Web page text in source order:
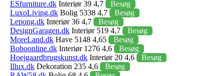
ESfurniture.dk Interiør 39 4,7
Besøg
LuxoLiving.dk Bolig 5338 4,7
Besøg
Lepong.dk Interiør 36 4,7
Besøg
DesignGaragen.dk Interiør 519 4,7
Besøg
MoreLand.dk Have 5148 4,65
Besøg
Boboonline.dk Interiør 1276 4,6
Besøg
Hoejgaardbrugskunst.dk Interiør 20 4,6
Besøg
Illux.dk Dekoration 235 4,6
Besøg